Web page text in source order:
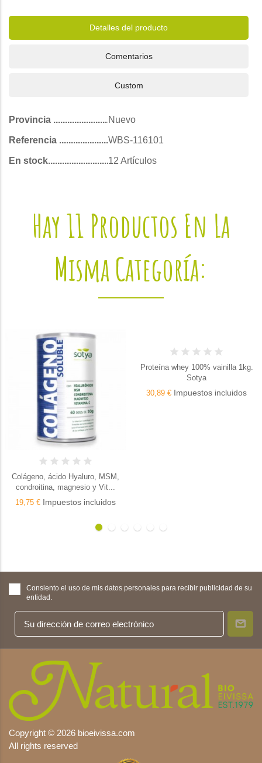
Detalles del producto
Comentarios
Custom
Provincia Nuevo
Referencia WBS-116101
En stock 12 Artículos
Hay 11 Productos En La
Misma Categoría:
Colágeno, ácido Hyaluro, MSM,
condroitina, magnesio y Vit...
19,75 € Impuestos incluidos
Proteína whey 100% vainilla 1kg.
Sotya
30,89 € Impuestos incluidos
Consiento el uso de mis datos personales para recibir publicidad de su
entidad.
Copyright © 2026 bioeivissa.com
All rights reserved